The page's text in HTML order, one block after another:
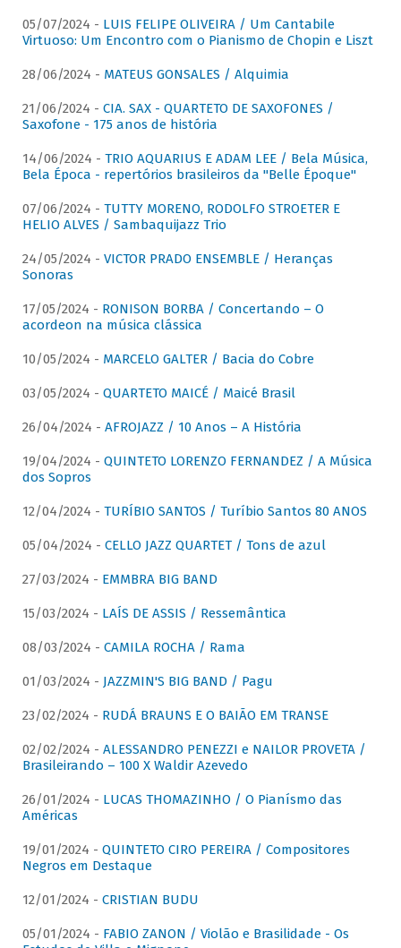
05/07/2024 - LUIS FELIPE OLIVEIRA / Um Cantabile
Virtuoso: Um Encontro com o Pianismo de Chopin e Liszt
28/06/2024 - MATEUS GONSALES / Alquimia
21/06/2024 - CIA. SAX - QUARTETO DE SAXOFONES /
Saxofone - 175 anos de história
14/06/2024 - TRIO AQUARIUS E ADAM LEE / Bela Música,
Bela Época - repertórios brasileiros da "Belle Époque"
07/06/2024 - TUTTY MORENO, RODOLFO STROETER E
HELIO ALVES / Sambaquijazz Trio
24/05/2024 - VICTOR PRADO ENSEMBLE / Heranças
Sonoras
17/05/2024 - RONISON BORBA / Concertando – O
acordeon na música clássica
10/05/2024 - MARCELO GALTER / Bacia do Cobre
03/05/2024 - QUARTETO MAICÉ / Maicé Brasil
26/04/2024 - AFROJAZZ / 10 Anos – A História
19/04/2024 - QUINTETO LORENZO FERNANDEZ / A Música
dos Sopros
12/04/2024 - TURÍBIO SANTOS / Turíbio Santos 80 ANOS
05/04/2024 - CELLO JAZZ QUARTET / Tons de azul
27/03/2024 - EMMBRA BIG BAND
15/03/2024 - LAÍS DE ASSIS / Ressemântica
08/03/2024 - CAMILA ROCHA / Rama
01/03/2024 - JAZZMIN'S BIG BAND / Pagu
23/02/2024 - RUDÁ BRAUNS E O BAIÃO EM TRANSE
02/02/2024 - ALESSANDRO PENEZZI e NAILOR PROVETA /
Brasileirando – 100 X Waldir Azevedo
26/01/2024 - LUCAS THOMAZINHO / O Pianísmo das
Américas
19/01/2024 - QUINTETO CIRO PEREIRA / Compositores
Negros em Destaque
12/01/2024 - CRISTIAN BUDU
05/01/2024 - FABIO ZANON / Violão e Brasilidade - Os